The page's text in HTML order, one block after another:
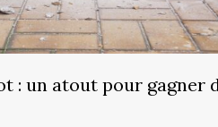
: un atout pour gagner